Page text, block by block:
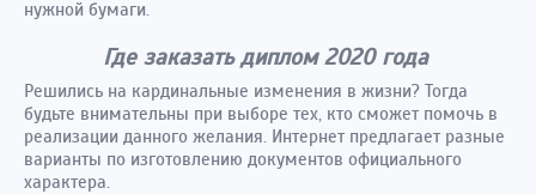
нужной бумаги.
Где заказать диплом 2020 года
Решились на кардинальные изменения в жизни? Тогда
будьте внимательны при выборе тех, кто сможет помочь в
реализации данного желания. Интернет предлагает разные
варианты по изготовлению документов официального
характера.